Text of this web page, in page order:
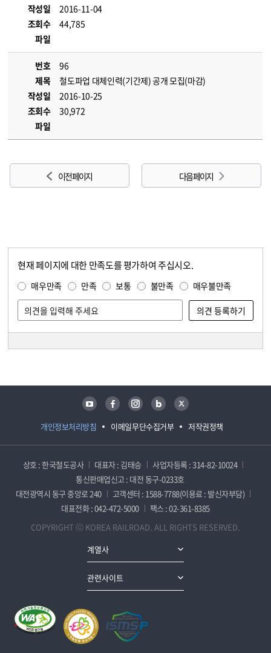
작성일
2016-11-04
조회수
44,785
파일
번호
96
제목
철도파업 대체인력(기간제) 공개 모집(마감)
작성일
2016-10-25
조회수
30,972
파일
이전 페이지 다음 페이지
현재 페이지에 대한 만족도를 평가하여 주십시오.
매우만족 만족 보통 불만족 매우불만족
개인정보처리방침 이메일무단수집거부 저작권정책
유튜브 페이스북 인스타그램 블로그 트위터
상호 : 한국철도공사 대표자 : 김태승
사업자등록 : 314-82-10024
통신판매업신고 : 대전 동구-0233호
대전광역시 동구 중앙로 240
고객센터 : 1588-7788(이용료 : 발신자부담)
대표전화 : 042-472-5000
팩스 : 02-361-8385
COPYRIGHT ⓒ KOREA RAILROAD. ALL RIGHTS RESERVED.
계열사
관련사이트